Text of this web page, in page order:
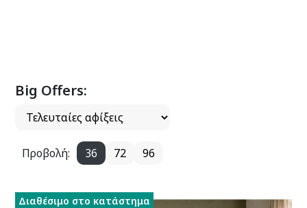
Big Offers:
Προβολή: 36 72 96
Διαθέσιμο στο κατάστημα